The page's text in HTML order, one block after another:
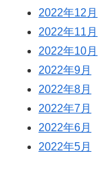
2022年12月
2022年11月
2022年10月
2022年9月
2022年8月
2022年7月
2022年6月
2022年5月